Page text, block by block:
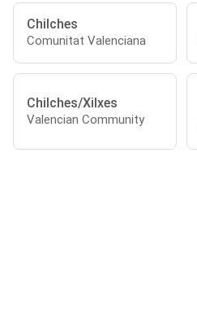
Chilches
Comunitat Valenciana
Chilches/Xilxes
Valencian Community